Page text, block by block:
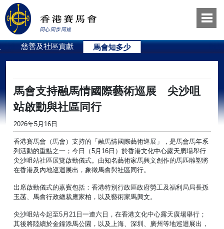
慈善及社區貢獻 馬會知多少
馬會支持融馬情國際藝術巡展 尖沙咀
站啟動與社區同行
2026年5月16日
香港賽馬會（馬會）支持的「融馬情國際藝術巡展」，是馬會馬年系
列活動的重點之一；今日（5月16日）於香港文化中心露天廣場舉行
尖沙咀站社區展覽啟動儀式。由知名藝術家馬興文創作的馬匹雕塑將
在香港及內地巡迴展出，象徵馬會與社區同行。
出席啟動儀式的嘉賓包括：香港特別行政區政府勞工及福利局局長孫
玉菡、馬會行政總裁應家柏，以及藝術家馬興文。
尖沙咀站今起至5月21日一連六日，在香港文化中心露天廣場舉行；
其後將陸續於金鐘添馬公園，以及上海、深圳、廣州等地巡迴展出，